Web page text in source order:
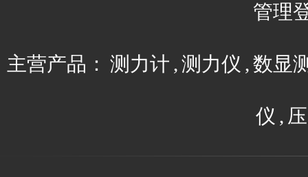
管理
主营产品： 测力计 , 测力仪 , 数显
仪 ,